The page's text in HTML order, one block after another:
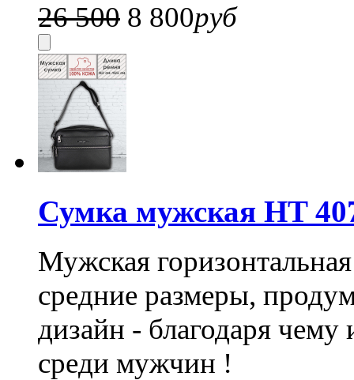
26 500 8 800руб
Сумка мужская HT
Мужская
средние размеры,
дизайн - благодаря
среди мужчин !